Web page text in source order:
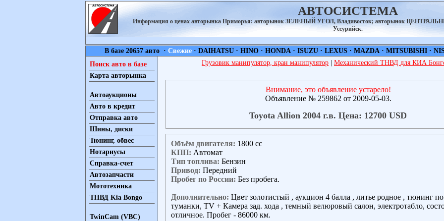
АВТОСИСТЕМА
Информация о ценах авторынка Приморья: авторынок ЗЕЛЕНЫЙ УГОЛ, Владивосток; авторынок
Уссурийск.
В базе 20657 авто · Свежие· DAIHATSU· HINO· HONDA· ISUZU· LEXUS· MAZDA· MITSUBISHI·
Поиск авто в базе
Карта авторынка
Автоаукционы
Авто в кредит
Отправка авто
Шины, диски
Тюнинг, обвес
Нотариусы
Справка-счет
Автозапчасти
Мототехника
ТНВД Kia Bongo
TwinCam (VBC)
Грузовик манипулятор, кран манипулятор Механический ТНВД для КИА
Внимание, это объявление устарело!
Объявление № 259862 от 2009-05-03.
Toyota Allion 2004 г.в. Цена: 12700 USD
Объём двигателя: 1800 сс
КПП: Автомат
Тип топлива: Бензин
Привод: Передний
Пробег по России: Без пробега.
Дополнительно: Цвет золотистый , аукцион 4 балла , литье родное , тюнинг по
туманки, TV + Камера зад. хода , темный велюровый салон, электротабло,
отличное. Пробег - 86000 км.